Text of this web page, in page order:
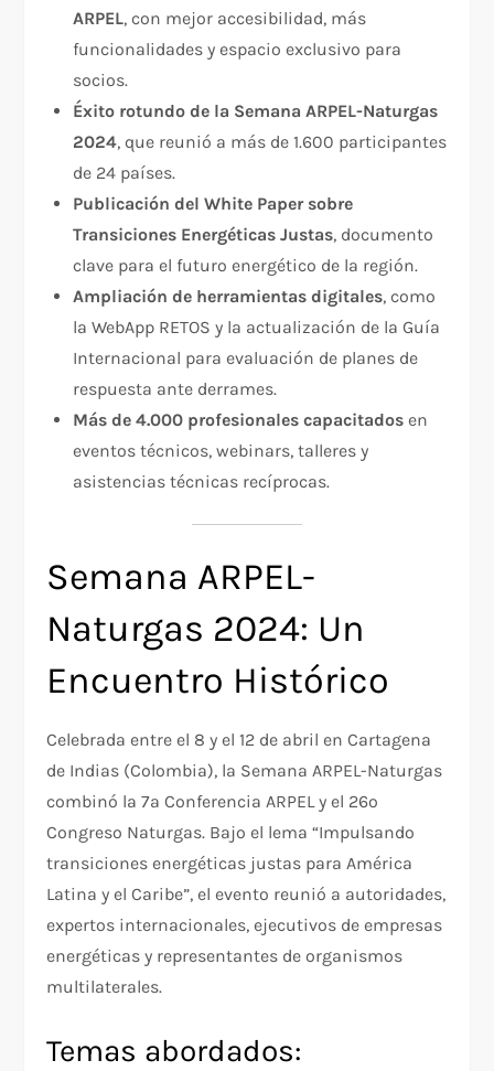
ARPEL, con mejor accesibilidad, más
funcionalidades y espacio exclusivo para
socios.
Éxito rotundo de la Semana ARPEL-Naturgas
2024, que reunió a más de 1.600 participantes
de 24 países.
Publicación del White Paper sobre
Transiciones Energéticas Justas, documento
clave para el futuro energético de la región.
Ampliación de herramientas digitales, como
la WebApp RETOS y la actualización de la Guía
Internacional para evaluación de planes de
respuesta ante derrames.
Más de 4.000 profesionales capacitados en
eventos técnicos, webinars, talleres y
asistencias técnicas recíprocas.
Semana ARPEL-
Naturgas 2024: Un
Encuentro Histórico
Celebrada entre el 8 y el 12 de abril en Cartagena
de Indias (Colombia), la Semana ARPEL-Naturgas
combinó la 7ª Conferencia ARPEL y el 26º
Congreso Naturgas. Bajo el lema “Impulsando
transiciones energéticas justas para América
Latina y el Caribe”, el evento reunió a autoridades,
expertos internacionales, ejecutivos de empresas
energéticas y representantes de organismos
multilaterales.
Temas abordados: